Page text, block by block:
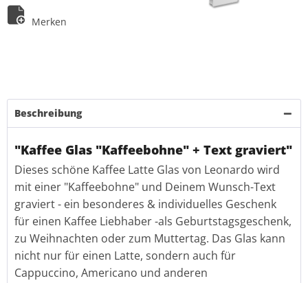
Merken
Beschreibung
"Kaffee Glas "Kaffeebohne" + Text graviert"
Dieses schöne Kaffee Latte Glas von Leonardo wird
mit einer "Kaffeebohne" und Deinem Wunsch-Text
graviert - ein besonderes & individuelles Geschenk
für einen Kaffee Liebhaber -als Geburtstagsgeschenk,
zu Weihnachten oder zum Muttertag. Das Glas kann
nicht nur für einen Latte, sondern auch für
Cappuccino, Americano und anderen